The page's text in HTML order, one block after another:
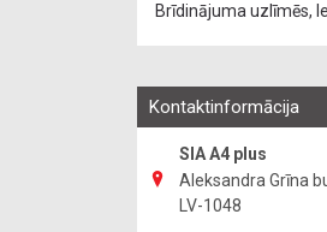
Brīdinājuma uzlīmēs,
Kontaktinformācija
SIA A4 plus
Aleksandra Grīna
LV-1048